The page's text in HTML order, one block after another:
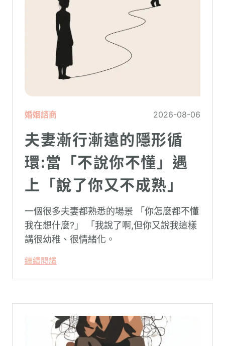
婚姻諮商 2026-08-06
夫妻漸行漸遠的隱形循
環:當「不說你不懂」遇
上「說了你又不成熟」
一個很多夫妻都熟悉的場景 「你怎麼都不懂
我在想什麼?」 「我說了啊,但你又說我這樣
講很幼稚、很情緒化。
繼續閱讀